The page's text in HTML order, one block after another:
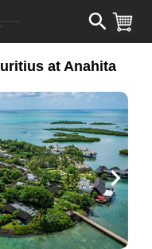
at Anahita